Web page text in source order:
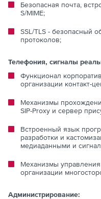
Безопасная почта,
S/MIME;
SSL/TLS - безопасный
протоколов;
Телефония, сигналы
Функционал
организации контакт-
Механизмы
SIP-Proxy и сервер
Встроенный язык
разработки и
медиаданными и
Механизмы
организации
Администрирование: